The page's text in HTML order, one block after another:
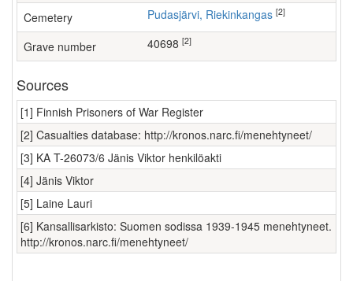
Cemetery Pudasjärvi, Riekinkangas [2]
Grave number 40698 [2]
Sources
[1] Finnish Prisoners of War Register
[2] Casualties database: http://kronos.narc.fi/menehtyneet/
[3] KA T-26073/6 Jänis Viktor henkilöakti
[4] Jänis Viktor
[5] Laine Lauri
[6] Kansallisarkisto: Suomen sodissa 1939-1945 menehtyneet.
http://kronos.narc.fi/menehtyneet/